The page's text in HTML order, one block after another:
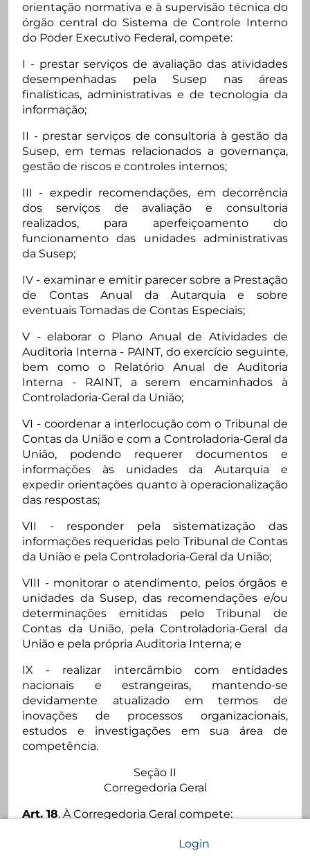
Login
orientação normativa e à supervisão técnica do
órgão central do Sistema de Controle Interno
do Poder Executivo Federal, compete:
I - prestar serviços de avaliação das atividades
desempenhadas pela Susep nas áreas
finalísticas, administrativas e de tecnologia da
informação;
II - prestar serviços de consultoria à gestão da
Susep, em temas relacionados a governança,
gestão de riscos e controles internos;
III - expedir recomendações, em decorrência
dos serviços de avaliação e consultoria
realizados, para aperfeiçoamento do
funcionamento das unidades administrativas
da Susep;
IV - examinar e emitir parecer sobre a Prestação
de Contas Anual da Autarquia e sobre
eventuais Tomadas de Contas Especiais;
V - elaborar o Plano Anual de Atividades de
Auditoria Interna - PAINT, do exercício seguinte,
bem como o Relatório Anual de Auditoria
Interna - RAINT, a serem encaminhados à
Controladoria-Geral da União;
VI - coordenar a interlocução com o Tribunal de
Contas da União e com a Controladoria-Geral da
União, podendo requerer documentos e
informações às unidades da Autarquia e
expedir orientações quanto à operacionalização
das respostas;
VII - responder pela sistematização das
informações requeridas pelo Tribunal de Contas
da União e pela Controladoria-Geral da União;
VIII - monitorar o atendimento, pelos órgãos e
unidades da Susep, das recomendações e/ou
determinações emitidas pelo Tribunal de
Contas da União, pela Controladoria-Geral da
União e pela própria Auditoria Interna; e
IX - realizar intercâmbio com entidades
nacionais e estrangeiras, mantendo-se
devidamente atualizado em termos de
inovações de processos organizacionais,
estudos e investigações em sua área de
competência.
Seção II
Corregedoria Geral
Art. 18. À Corregedoria Geral compete:
I - exercer as atividades de unidade setorial do